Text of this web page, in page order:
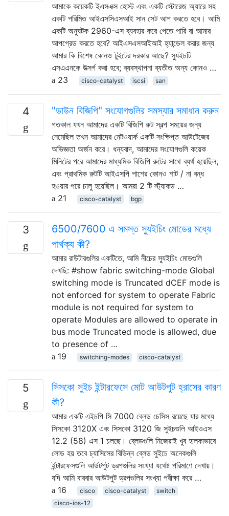
আমাকে কয়েকটি ইএসএক্স হোস্ট এবং একটি স্টোরেজ অ্যারে সহ
একটি পরিমিত আইএসসিএসআই সান সেট আপ করতে হবে। আমি
একটি অনুঘটক 2960-এস ব্যবহার করে পেতে পারি বা আমার
আপগ্রেড করতে হবে? আইএসএসআইআই হ্যান্ডেল করার জন্য
আমার কি বিশেষ কোনও টুইটের দরকার আছে? স্যুইচটি
এসএএনকে উত্সর্গ করা হবে; ব্যবস্থাপনা ব্যতীত অন্য কোনও …
23
cisco-catalyst iscsi san
4 "ডাউন বিজিপি" সংযোগগুলির সমস্যার সমাধান করুন
গতকাল যখন আমাদের একটি বিজিপি রুট স্বল্প সময়ের জন্য
নেমেছিল তখন আমাদের নেটওয়ার্ক একটি সংক্ষিপ্ত আউটেজের
অভিজ্ঞতা অর্জন করে। ধন্যবাদ, আমাদের সংযোগগুলি কয়েক
মিনিটের পরে আমাদের মাধ্যমিক বিজিপি রুটের সাথে ব্যর্থ হয়েছিল,
এবং প্রাথমিক রুটটি আইএসপি পাশের কোনও শাট / না বন্ধ
হওয়ার পরে চালু হয়েছিল। আমরা 2 টি স্ট্যাকড …
21
cisco-catalyst bgp
3
6500/7600 এ সমস্ত স্যুইচিং মোডের মধ্যে
পার্থক্য কী?
আমার রাউটারগুলির একটিতে, আমি নীচের স্যুইচিং মোডগুলি
দেখছি: #show fabric switching-mode Global
switching mode is Truncated dCEF mode is
not enforced for system to operate Fabric
module is not required for system to
operate Modules are allowed to operate in
bus mode Truncated mode is allowed, due
to presence of …
19
switching-modes cisco-catalyst
5
সিসকো সুইচ ইন্টারফেসে মোট আউটপুট হ্রাসের কারণ
কী?
আমার একটি এইচপি সি 7000 ব্লেড চেসিস রয়েছে যার মধ্যে
সিসকো 3120X এবং সিসকো 3120 জি সুইচগুলি আইওএস
12.2 (58) এস 1 চলছে। ব্লেডগুলি নিজেরাই খুব হালকাভাবে
লোড হয় তবে চ্যাসিসের বিভিন্ন ব্লেড সুইচে অনেকগুলি
ইন্টারফেসগুলি আউটপুট ড্রপগুলির সংখ্যা যথেষ্ট পরিমাণে দেখায়।
যদি আমি বারবার আউটপুট ড্রপগুলির সংখ্যা পরীক্ষা করে …
16
cisco cisco-catalyst
switch
cisco-ios-12